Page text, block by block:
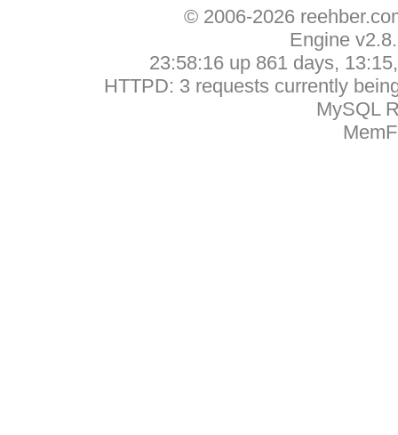
© 2006-2026
Engine
23:58:16 up 861 days,
HTTPD: 3 requests currently
MySQL